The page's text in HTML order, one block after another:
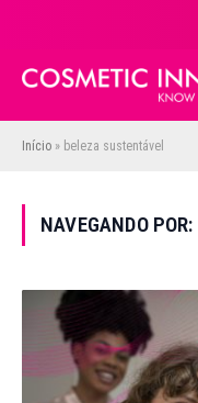
Início » beleza sustentável
NAVEGANDO POR: